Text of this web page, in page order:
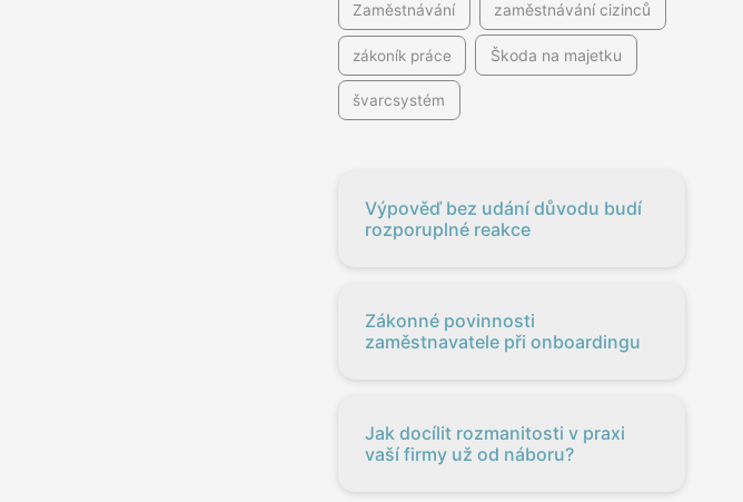
Zaměstnávání zaměstnávání cizinců
zákoník práce Škoda na majetku
švarcsystém
Výpověď bez udání důvodu budí
rozporuplné reakce
Zákonné povinnosti
zaměstnavatele při onboardingu
Jak docílit rozmanitosti v praxi
vaší firmy už od náboru?